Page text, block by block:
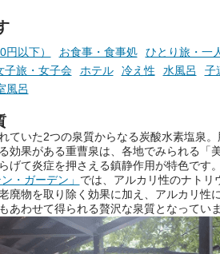
ニフテ
は、そ
きをプ
おふろ
別なひ
料」で
お湯で
以下） お食事・食事処
ひとり旅・一
子旅・女子会 ホテル 冷え性 水風呂
子
風呂
ていた2つの泉質からなる炭酸水素塩泉
効果がある重曹泉は、各地でみられる「
げて炎症を押さえる鎮静作用が特色です。
・ガーデン」 では、アルカリ性のナトリ
廃物を取り除く効果に加え、アルカリ性
あわせて得られる贅沢な泉質となっていま